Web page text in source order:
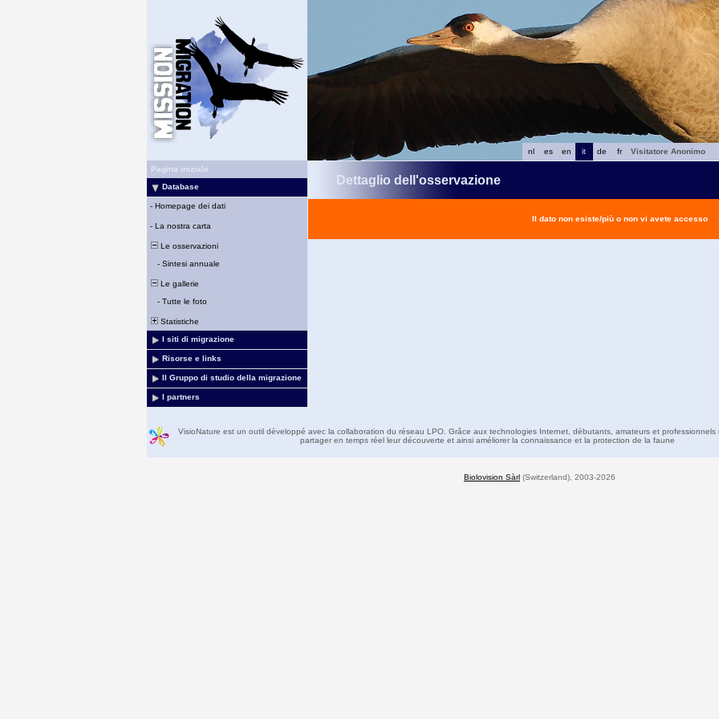
fr
de
it
en
es
nl
Visitatore Anonimo
Pagina iniziale
Database
- Homepage dei dati
- La nostra carta
Le osservazioni
- Sintesi annuale
Le gallerie
- Tutte le foto
Statistiche
I siti di migrazione
Risorse e links
Il Gruppo di studio della migrazione
I partners
Dettaglio dell'osservazione
Il dato non esiste/più o non vi avete accesso
VisioNature est un outil développé avec la collaboration du réseau LPO. Grâce aux technologies Internet, débutants, amateurs et professionnels
partager en temps réel leur découverte et ainsi améliorer la connaissance et la protection de la faune
Biolovision Sàrl (Switzerland), 2003-2026